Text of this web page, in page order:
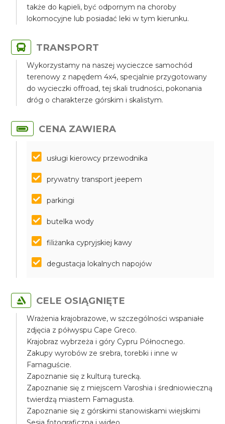
także do kąpieli, być odpornym na choroby
lokomocyjne lub posiadać leki w tym kierunku.
TRANSPORT
Wykorzystamy na naszej wycieczce samochód
terenowy z napędem 4x4, specjalnie przygotowany
do wycieczki offroad, tej skali trudności, pokonania
dróg o charakterze górskim i skalistym.
CENA ZAWIERA
usługi kierowcy przewodnika
prywatny transport jeepem
parkingi
butelka wody
filiżanka cypryjskiej kawy
degustacja lokalnych napojów
CELE OSIĄGNIĘTE
Wrażenia krajobrazowe, w szczególności wspaniałe
zdjęcia z półwyspu Cape Greco.
Krajobraz wybrzeża i góry Cypru Północnego.
Zakupy wyrobów ze srebra, torebki i inne w
Famaguście.
Zapoznanie się z kulturą turecką.
Zapoznanie się z miejscem Varoshia i średniowieczną
twierdzą miastem Famagusta.
Zapoznanie się z górskimi stanowiskami wiejskimi